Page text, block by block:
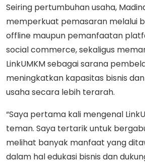
Seiring pertumbuhan usaha,
memperkuat pemasaran melalui
offline maupun pemanfaatan
social commerce, sekaligus
LinkUMKM sebagai sarana
meningkatkan kapasitas bisnis
usaha secara lebih terarah.
“Saya pertama kali mengenal
teman. Saya tertarik untuk
melihat banyak manfaat yang
dalam hal edukasi bisnis dan